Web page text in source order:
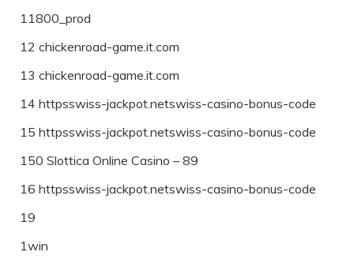
11800_prod
12 chickenroad-game.it.com
13 chickenroad-game.it.com
14 httpsswiss-jackpot.netswiss-casino-bonus-code
15 httpsswiss-jackpot.netswiss-casino-bonus-code
150 Slottica Online Casino – 89
16 httpsswiss-jackpot.netswiss-casino-bonus-code
19
1win